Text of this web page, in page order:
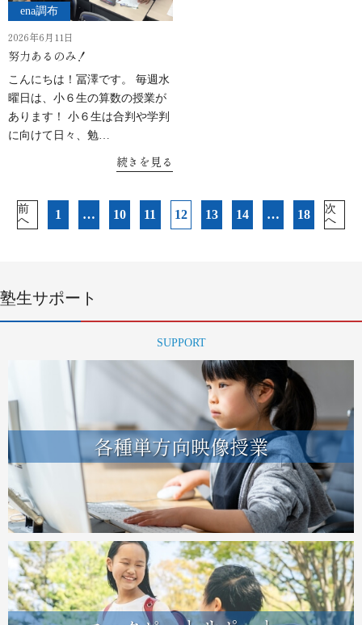
ena調布
2026年6月11日
努力あるのみ！
こんにちは！冨澤です。 毎週水
曜日は、小６生の算数の授業が
あります！ 小６生は合判や学判
に向けて日々、勉…
続きを見る
投
稿
ー
シ
前
へ
1 … 10 11 12 13 14 … 18
次
へ
塾生サポート
SUPPORT
各種単方向映像授業